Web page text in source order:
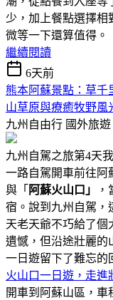
少，加上餐點選擇相
微等一下還算值得。
繼續閱讀
6天前
熊本阿蘇景點：草千
山草原與療癒牧野風
九州自由行 國外旅遊
九州自駕之旅第4天
一路自駕開車前往阿
與「 阿蘇火山口」
宿。說到九州自駕，
天老天爺不巧給了個
遺憾，但沿途壯麗的
一日遊留下了難忘的
火山口一日遊，走進
開車到阿蘇山區，車